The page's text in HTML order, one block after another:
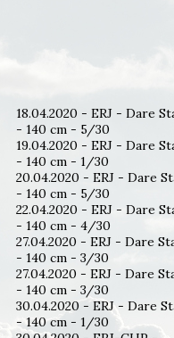
18.04.2020 - ERJ - Dare
- 140 cm - 5/30
19.04.2020 - ERJ - Dare
- 140 cm - 1/30
20.04.2020 - ERJ - Dare
- 140 cm - 5/30
22.04.2020 - ERJ - Dare
- 140 cm - 4/30
27.04.2020 - ERJ - Dare
- 140 cm - 3/30
27.04.2020 - ERJ - Dare
- 140 cm - 3/30
30.04.2020 - ERJ - Dare
- 140 cm - 1/30